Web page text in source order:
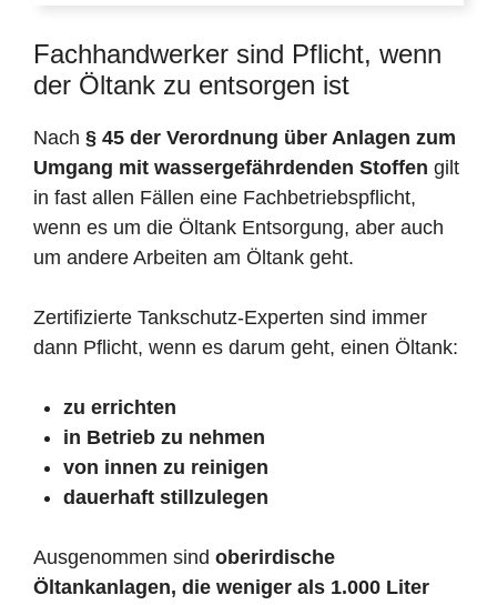
Fachhandwerker sind Pflicht, wenn
der Öltank zu entsorgen ist
Nach § 45 der Verordnung über Anlagen zum
Umgang mit wassergefährdenden Stoffen gilt
in fast allen Fällen eine Fachbetriebspflicht,
wenn es um die Öltank Entsorgung, aber auch
um andere Arbeiten am Öltank geht.
Zertifizierte Tankschutz-Experten sind immer
dann Pflicht, wenn es darum geht, einen Öltank:
zu errichten
in Betrieb zu nehmen
von innen zu reinigen
dauerhaft stillzulegen
Ausgenommen sind oberirdische
Öltankanlagen, die weniger als 1.000 Liter